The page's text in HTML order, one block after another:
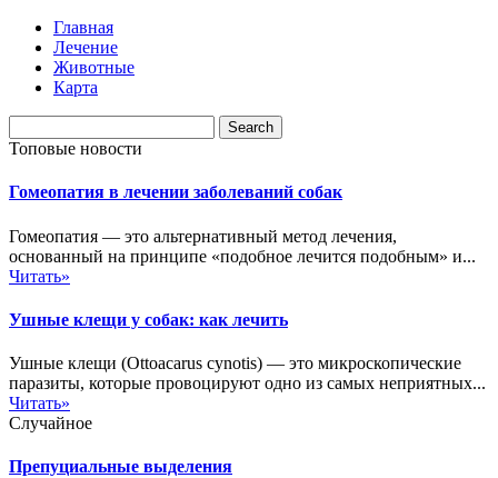
Главная
Лечение
Животные
Карта
Топовые новости
Гомеопатия в лечении заболеваний собак
Гомеопатия — это альтернативный метод лечения,
основанный на принципе «подобное лечится подобным» и...
Читать»
Ушные клещи у собак: как лечить
Ушные клещи (Ottoacarus cynotis) — это микроскопические
паразиты, которые провоцируют одно из самых неприятных...
Читать»
Случайное
Препуциальные выделения